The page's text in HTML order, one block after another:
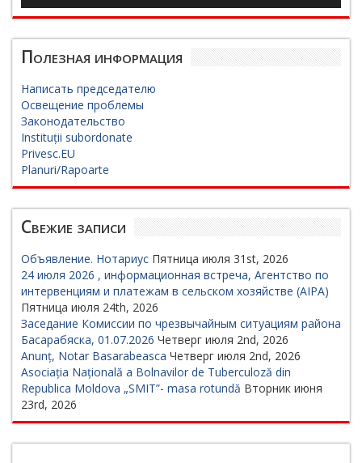
Полезная информация
Написать председателю
Освещение проблемы
Законодательство
Instituții subordonate
Privesc.EU
Planuri/Rapoarte
Свежие записи
Объявление. Нотариус Пятница июля 31st, 2026
24 июля 2026 , информационная встреча, Агентство по
интервенциям и платежам в сельском хозяйстве (AIPA)
Пятница июля 24th, 2026
Заседание Комиссии по чрезвычайным ситуациям района
Басарабяска, 01.07.2026 Четверг июля 2nd, 2026
Anunț, Notar Basarabeasca Четверг июля 2nd, 2026
Asociația Națională a Bolnavilor de Tuberculoză din
Republica Moldova „SMIT”- masa rotundă Вторник июня
23rd, 2026